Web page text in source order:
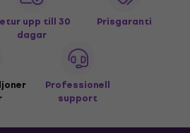
upp till 30
dagar
Prisgaranti
Professionell
support